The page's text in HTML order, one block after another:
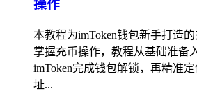
操作
本教程为imToken钱包新手打造
掌握充币操作，教程从基础准备
imToken完成钱包解锁，再精准
址...